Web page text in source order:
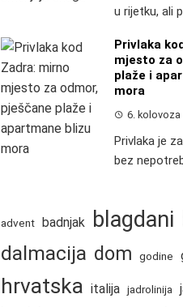
u rijetku, ali
Privlaka
mjesto za
plaže i
mora
6. kolovoza
Privlaka je
bez
advent badnjak blagdani
dalmacija dom godine
hrvatska italija jadrolinija